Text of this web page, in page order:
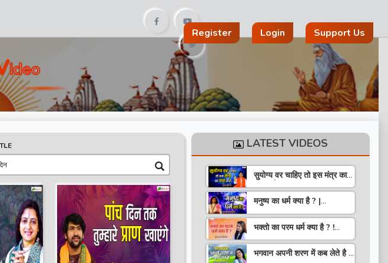
Register Login
Support Us
Ideo
LATEST VIDEOS
सुयोग्य वर चाहिए तो इस मंत्र का
पाठ करो ! Speech ! Pujya
Stuti Ji
मनुष्य का धर्म क्या है ? |
Aniruddhacharya Ji
Maharaj
भक्तो का परम धर्म क्या है ? !
Pravachan ! Pujya
Krishna Priya Ji
भगवान अपनी शरण में कब लेते है ?